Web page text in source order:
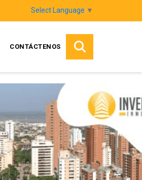
Select Language ▼
CONTÁCTENOS